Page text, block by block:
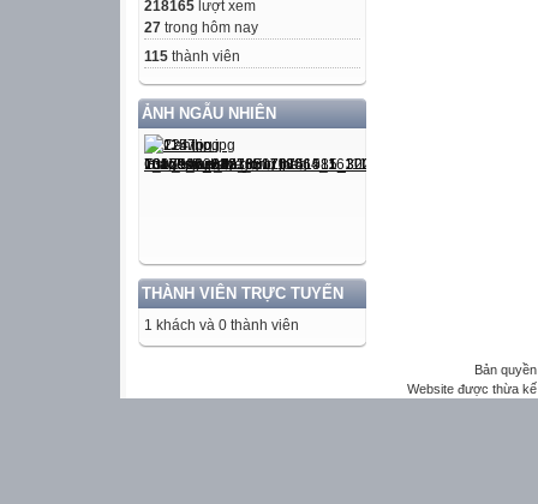
218165 lượt xem
27 trong hôm nay
115 thành viên
ẢNH NGẪU NHIÊN
THÀNH VIÊN TRỰC TUYẾN
1 khách và 0 thành viên
Bản
Website được thừa